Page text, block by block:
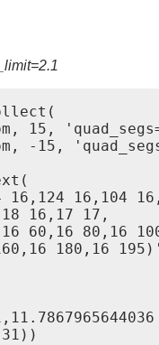
15,
-15,
16,124 16,104
16,17 17,
60,16 80,16